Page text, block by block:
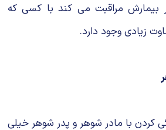
بیمارش مراقبت می کند با کسی که
زیادی وجود دارد.
کردن با مادر شوهر و پدر شوهر خیلی